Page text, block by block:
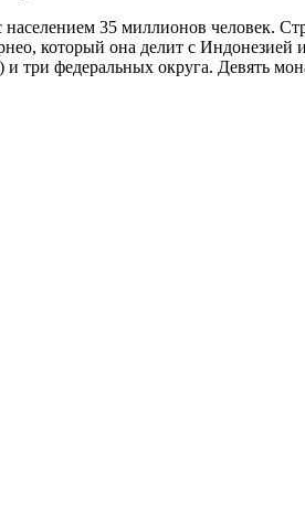
35 миллионов человек.
который она делит с Индонезией
три федеральных округа. Девять